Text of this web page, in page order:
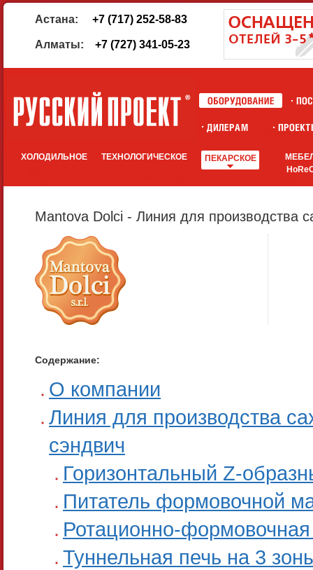
Астана: +7 (717) 252-58-83
Алматы: +7 (727) 341-05-23
ХОЛОДИЛЬНОЕ ТЕХНОЛОГИЧЕСКОЕ ПЕКАРСКОЕ
Mantova Dolci - Линия для производства
Содержание:
О компании
Линия для производства
сэндвич
Горизонтальный Z-
Питатель формовочной
Ротационно-
Туннельная печь на 3